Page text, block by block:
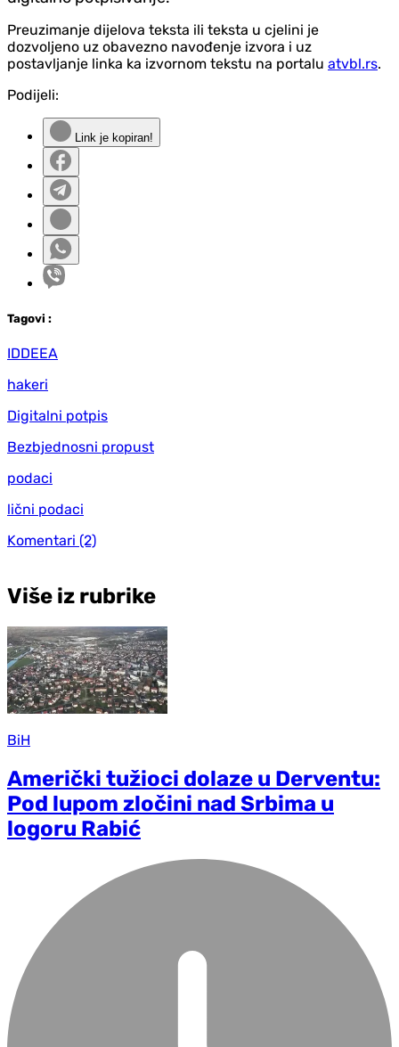
Preuzimanje dijelova teksta ili teksta u cjelini je
dozvoljeno uz obavezno navođenje izvora i uz
postavljanje linka ka izvornom tekstu na portalu atvbl.rs.
Podijeli:
Link je kopiran!
Tagovi :
IDDEEA
hakeri
Digitalni potpis
Bezbjednosni propust
podaci
lični podaci
Komentari (2)
Više iz rubrike
BiH
Američki tužioci dolaze u Derventu:
Pod lupom zločini nad Srbima u
logoru Rabić